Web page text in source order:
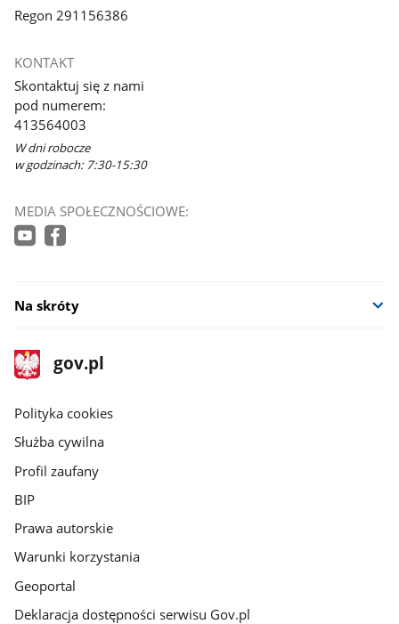
Regon 291156386
KONTAKT
Skontaktuj się z nami
pod numerem:
413564003
W dni robocze
w godzinach: 7:30-15:30
MEDIA SPOŁECZNOŚCIOWE:
Na skróty
stopka
gov.pl
Strona
gov.pl
gov.pl
Polityka cookies
Służba cywilna
Profil zaufany
BIP
Prawa autorskie
Warunki korzystania
Geoportal
Deklaracja dostępności serwisu Gov.pl